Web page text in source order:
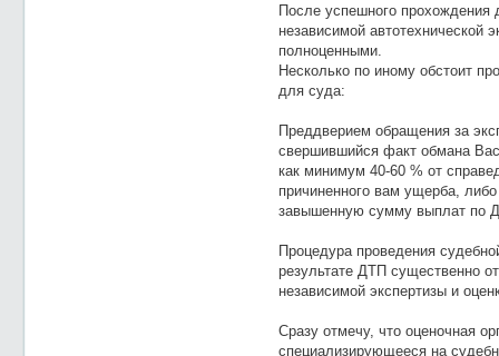
После успешного прохождения
независимой автотехнической
полноценными.
Несколько по иному обстоит
для суда:
Преддверием обращения за
свершившийся факт обмана
как минимум 40-60 % от
причиненного вам ущерба,
завышенную сумму выплат по
Процедура проведения
результате ДТП существенно
независимой экспертизы и
Сразу отмечу, что оценочная
специализирующееся на